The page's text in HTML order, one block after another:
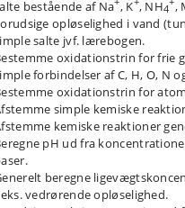
bestående af Na , K , NH4 ,
opløselighed i vand
salte jvf. lærebogen.
oxidationstrin for frie
forbindelser af C, H, O, N
oxidationstrin for
simple kemiske
kemiske reaktioner
pH ud fra
beregne
vedrørende opløselighed.